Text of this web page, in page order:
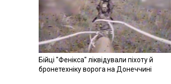
Бійці "Фенікса" ліквідували піхоту й
бронетехніку ворога на Донеччині